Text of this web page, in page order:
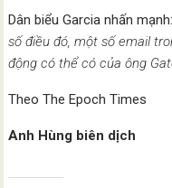
Dân biểu Garcia nhấn mạnh:
số điều đó, một số email
động có thể có của ông
Theo The Epoch Times
Anh Hùng biên dịch